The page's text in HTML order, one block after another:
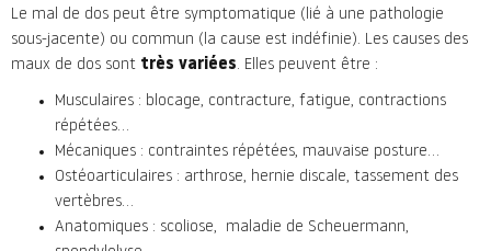
Le mal de dos peut être symptomatique (lié à une pathologie
sous-jacente) ou commun (la cause est indéfinie). Les causes des
maux de dos sont très variées. Elles peuvent être :
Musculaires : blocage, contracture, fatigue, contractions
répétées…
Mécaniques : contraintes répétées, mauvaise posture…
Ostéoarticulaires : arthrose, hernie discale, tassement des
vertèbres…
Anatomiques : scoliose, maladie de Scheuermann,